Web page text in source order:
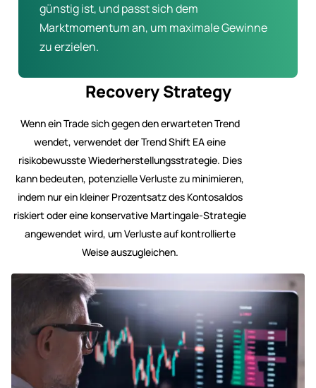
günstig ist, und passt sich dem
Marktmomentum an, um maximale Gewinne
zu erzielen.
Recovery Strategy
Wenn ein Trade sich gegen den erwarteten Trend
wendet, verwendet der Trend Shift EA eine
risikobewusste Wiederherstellungsstrategie. Dies
kann bedeuten, potenzielle Verluste zu minimieren,
indem nur ein kleiner Prozentsatz des Kontosaldos
riskiert oder eine konservative Martingale-Strategie
angewendet wird, um Verluste auf kontrollierte
Weise auszugleichen.